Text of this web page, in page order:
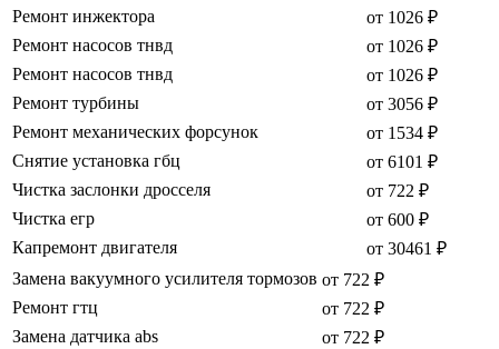
Ремонт инжектора
от 1026 ₽
Ремонт насосов тнвд
от 1026 ₽
Ремонт насосов тнвд
от 1026 ₽
Ремонт турбины
от 3056 ₽
Ремонт механических форсунок
от 1534 ₽
Снятие установка гбц
от 6101 ₽
Чистка заслонки дросселя
от 722 ₽
Чистка егр
от 600 ₽
Капремонт двигателя
от 30461 ₽
Замена вакуумного усилителя тормозов от 722 ₽
Ремонт гтц
от 722 ₽
Замена датчика abs
от 722 ₽